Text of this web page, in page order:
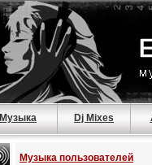
Музыка Dj Mixes
Музыка пользователей